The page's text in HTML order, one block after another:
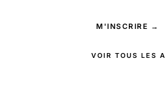
M'INSCRIRE →
VOIR TOUS LES